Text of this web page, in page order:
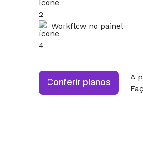
Workflow no painel
Conferir planos
A